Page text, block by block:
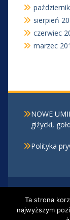
sierpień
czerwiec
marzec
NOWE
giżycki,
Polityka
Giżycku, Al.
Ta strona
najwyższym